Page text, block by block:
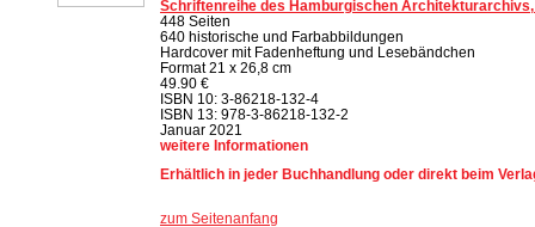
Schriftenreihe des Hamburgischen Architekturarchivs,
448 Seiten
640 historische und Farbabbildungen
Hardcover mit Fadenheftung und Lesebändchen
Format 21 x 26,8 cm
49.90 €
ISBN 10: 3-86218-132-4
ISBN 13: 978-3-86218-132-2
Januar 2021
weitere Informationen
Erhältlich in jeder Buchhandlung oder direkt beim
zum Seitenanfang